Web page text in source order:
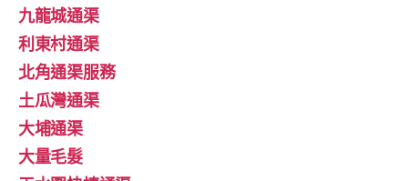
九龍城通渠
利東村通渠
北角通渠服務
土瓜灣通渠
大埔通渠
大量毛髮